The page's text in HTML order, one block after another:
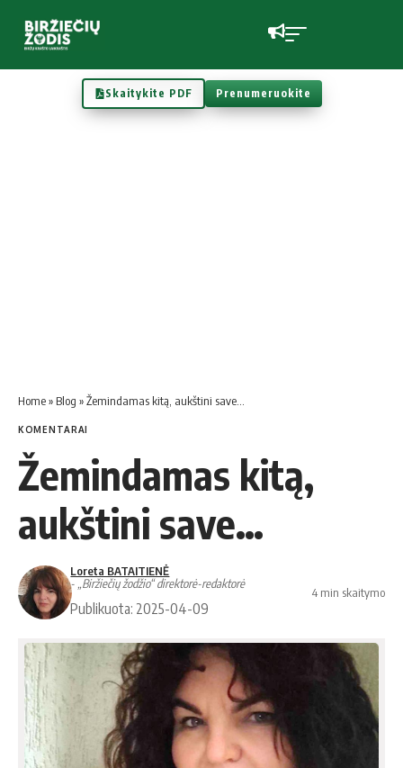
Skaitykite PDF Prenumeruokite
Home» Blog »Žemindamas kitą, aukštini save…
KOMENTARAI
Žemindamas kitą,
aukštini save…
Loreta BATAITIENĖ
- „Biržiečių žodžio“ direktorė-redaktorė
Publikuota: 2025-04-09
4 min skaitymo